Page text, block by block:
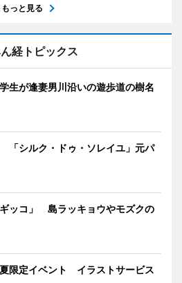
もっと見る
経トピックス
生が逢妻男川沿いの遊歩道の樹名
「シルク・ドゥ・ソレイユ」元パ
ッコ」 島ラッキョウやモズクの
限定イベント イラストサービス